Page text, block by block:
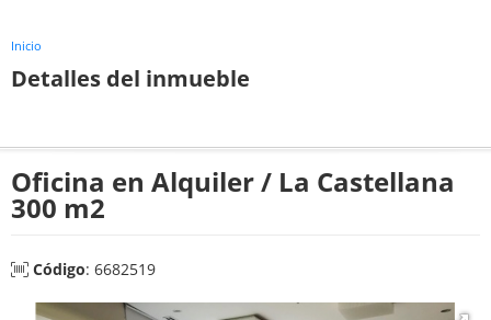
Inicio
Detalles del inmueble
Oficina en Alquiler / La Castellana
300 m2
Código: 6682519